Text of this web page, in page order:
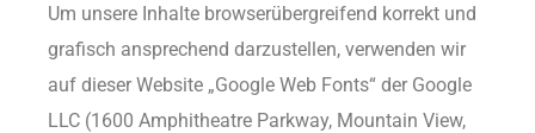
Um unsere Inhalte browserübergreifend korrekt und
grafisch ansprechend darzustellen, verwenden wir
auf dieser Website „Google Web Fonts“ der Google
LLC (1600 Amphitheatre Parkway, Mountain View,